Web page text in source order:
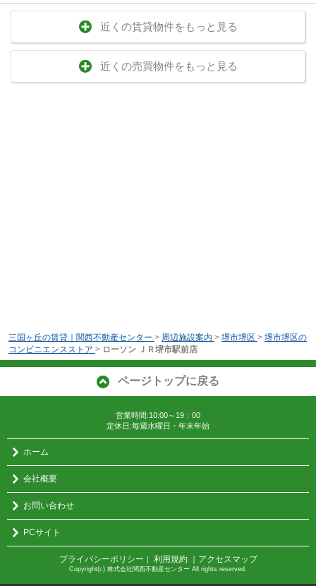
近くの賃貸物件をもっと見る
近くの売買物件をもっと見る
三国ヶ丘の賃貸｜関西不動産センター > 周辺施設案内 > 堺市堺区 > 堺市堺区の
コンビニエンスストア > ローソン ＪＲ堺市駅前店
ページトップに戻る
営業時間:10:00～19：00
定休日:毎週水曜日・年末年始
ホーム
会社概要
お問い合わせ
PCサイト
プライバシーポリシー ｜ 利用規約 ｜アクセスマップ
Copyright(c) 株式会社関西不動産センター All rights reserved.